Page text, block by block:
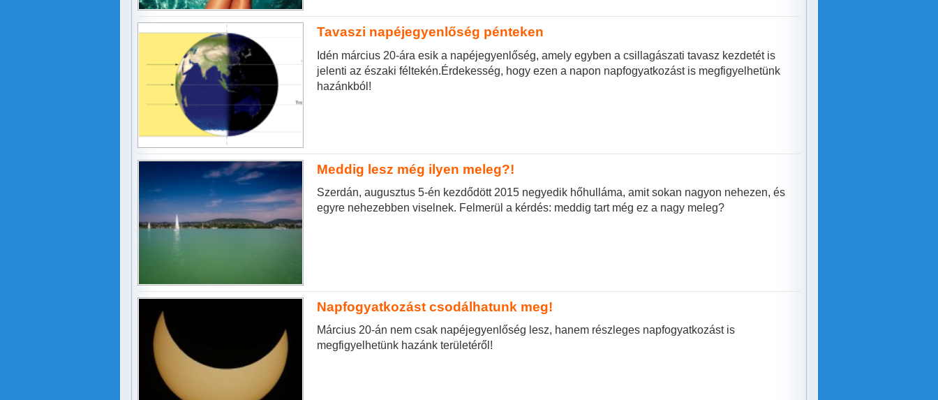
Tavaszi napéjegyenlőség pénteken
Idén március 20-ára esik a napéjegyenlőség, amely egyben a csillagászati tavasz kezdetét is
jelenti az északi féltekén.Érdekesség, hogy ezen a napon napfogyatkozást is megfigyelhetünk
hazánkból!
Meddig lesz még ilyen meleg?!
Szerdán, augusztus 5-én kezdődött 2015 negyedik hőhulláma, amit sokan nagyon nehezen, és
egyre nehezebben viselnek. Felmerül a kérdés: meddig tart még ez a nagy meleg?
Napfogyatkozást csodálhatunk meg!
Március 20-án nem csak napéjegyenlőség lesz, hanem részleges napfogyatkozást is
megfigyelhetünk hazánk területéről!